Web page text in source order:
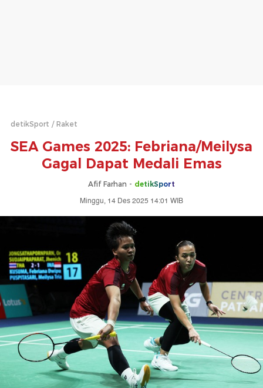
detikSport Raket
SEA Games 2025: Febriana/Meilysa
Gagal Dapat Medali Emas
Afif Farhan - detikSport
Minggu, 14 Des 2025 14:01 WIB